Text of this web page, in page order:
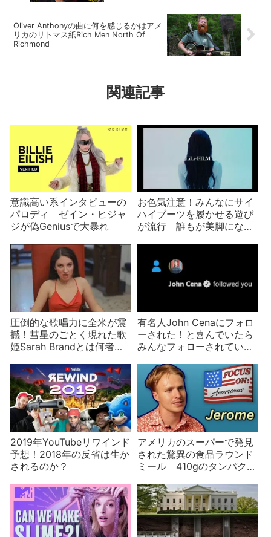
Oliver Anthonyの曲に何を感じるかはアメ
リカのリトマス紙Rich Men North Of
Richmond
関連記事
意識高い系インタビューの
パロディ ゼイン・ヒジャ
ジが偽Geniusで大暴れ
お色気注意！みんなにサイ
ハイブーツを履かせる遊び
が流行 誰もが美脚になる
圧倒的な歌唱力に全米が震
撼！彗星のごとく現れた歌
姫Sarah Brandとは何者な
に込められた意図は？
有名人John Cenaにフォロ
ーされた！と喜んでいたら
みんなフォローされていた
2019年YouTubeリワインド
予想！2018年の反省は生か
されるのか？
アメリカのスーパーで発見
された驚異の食品ラウンド
ミール 410gのタンパク質
れデイヴィスが君の家に来
る秘密とは？